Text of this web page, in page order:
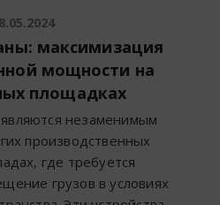
максимизация
мощности на
площадках
незаменимым
производственных
где требуется
грузов в условиях